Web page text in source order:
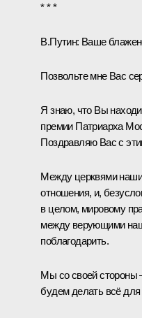
* * *
В.Путин: Ваше
Позвольте мне Вас
Я знаю, что Вы
премии Патриарха
Поздравляю Вас с
Между церквями
отношения, и,
в целом, мировому
между верующими
поблагодарить.
Мы со своей стороны
будем делать всё для